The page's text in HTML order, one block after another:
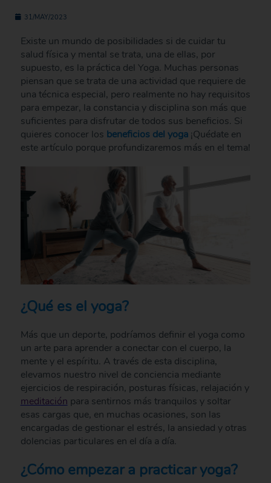
31/MAY/2023
Existe un mundo de posibilidades si de cuidar tu
salud física y mental se trata, una de ellas, por
supuesto, es la práctica del Yoga. Muchas personas
piensan que se trata de una actividad que requiere de
una técnica especial, pero realmente no hay requisitos
para empezar, la constancia y disciplina son más que
suficientes para disfrutar de todos sus beneficios. Si
quieres conocer los beneficios del yoga¡Quédate en
este artículo porque profundizaremos más en el tema!
¿Qué es el yoga?
Más que un deporte, podríamos definir el yoga como
un arte para aprender a conectar con el cuerpo, la
mente y el espíritu. A través de esta disciplina,
elevamos nuestro nivel de conciencia mediante
ejercicios de respiración, posturas físicas, relajación y
meditación para sentirnos más tranquilos y soltar
esas cargas que, en muchas ocasiones, son las
encargadas de gestionar el estrés, la ansiedad y otras
dolencias particulares en el día a día.
¿Cómo empezar a practicar yoga?